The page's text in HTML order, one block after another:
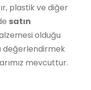
plastik ve diğer
satın
olduğu
değerlendirmek
mevcuttur.